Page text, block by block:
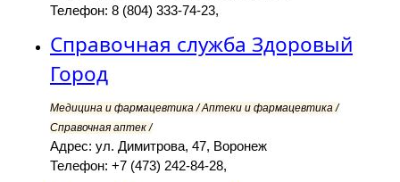
Телефон: 8 (804) 333-74-23,
Справочная служба Здоровый
Город
Медицина и фармацевтика / Аптеки и фармацевтика /
Справочная аптек /
Адрес: ул. Димитрова, 47, Воронеж
Телефон: +7 (473) 242-84-28,